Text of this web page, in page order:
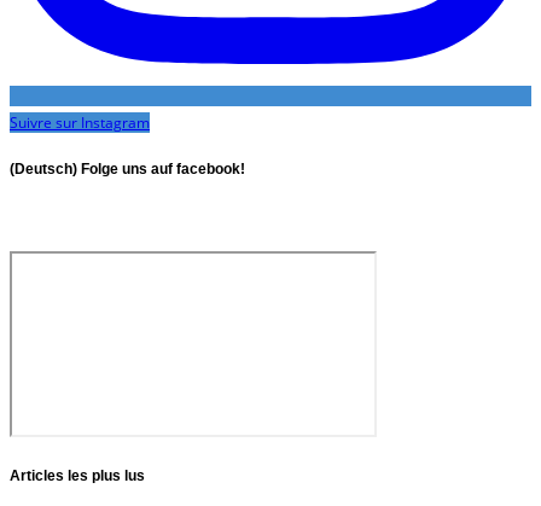
Suivre sur Instagram
(Deutsch) Folge uns auf facebook!
Articles les plus lus